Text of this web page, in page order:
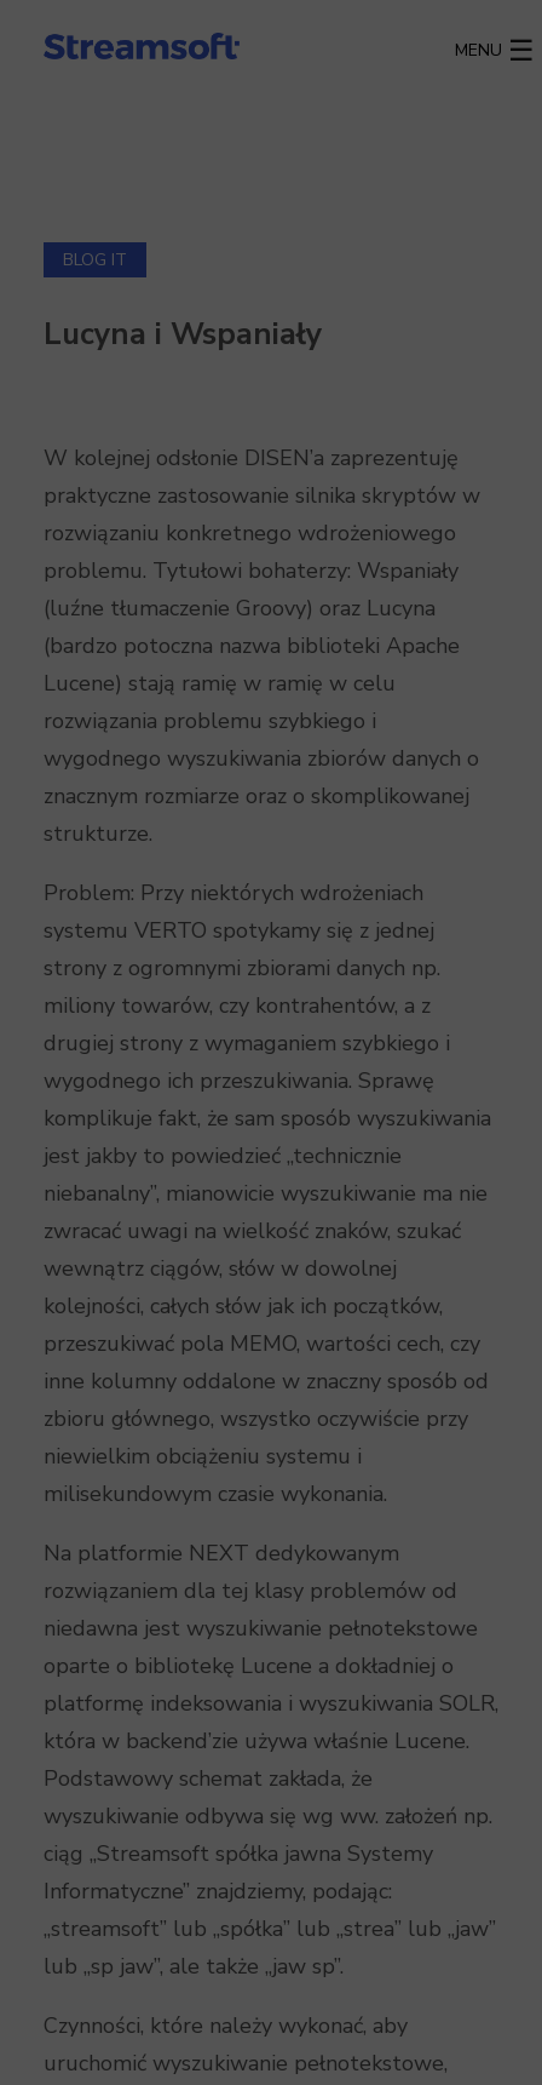
MENU
BLOG IT
Lucyna i Wspaniały
W kolejnej odsłonie DISEN’a zaprezentuję
praktyczne zastosowanie silnika skryptów w
rozwiązaniu konkretnego wdrożeniowego
problemu. Tytułowi bohaterzy: Wspaniały
(luźne tłumaczenie Groovy) oraz Lucyna
(bardzo potoczna nazwa biblioteki Apache
Lucene) stają ramię w ramię w celu
rozwiązania problemu szybkiego i
wygodnego wyszukiwania zbiorów danych o
znacznym rozmiarze oraz o skomplikowanej
strukturze.
Problem: Przy niektórych wdrożeniach
systemu VERTO spotykamy się z jednej
strony z ogromnymi zbiorami danych np.
miliony towarów, czy kontrahentów, a z
drugiej strony z wymaganiem szybkiego i
wygodnego ich przeszukiwania. Sprawę
komplikuje fakt, że sam sposób wyszukiwania
jest jakby to powiedzieć „technicznie
niebanalny”, mianowicie wyszukiwanie ma nie
zwracać uwagi na wielkość znaków, szukać
wewnątrz ciągów, słów w dowolnej
kolejności, całych słów jak ich początków,
przeszukiwać pola MEMO, wartości cech, czy
inne kolumny oddalone w znaczny sposób od
zbioru głównego, wszystko oczywiście przy
niewielkim obciążeniu systemu i
milisekundowym czasie wykonania.
Na platformie NEXT dedykowanym
rozwiązaniem dla tej klasy problemów od
niedawna jest wyszukiwanie pełnotekstowe
oparte o bibliotekę Lucene a dokładniej o
platformę indeksowania i wyszukiwania SOLR,
która w backend’zie używa właśnie Lucene.
Podstawowy schemat zakłada, że
wyszukiwanie odbywa się wg ww. założeń np.
ciąg „Streamsoft spółka jawna Systemy
Informatyczne” znajdziemy, podając:
„streamsoft” lub „spółka” lub „strea” lub „jaw”
lub „sp jaw”, ale także „jaw sp”.
Czynności, które należy wykonać, aby
uruchomić wyszukiwanie pełnotekstowe,